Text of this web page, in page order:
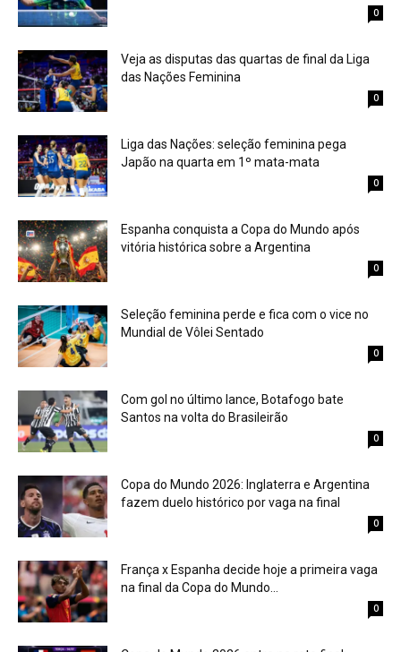
0
Veja as disputas das quartas de final da Liga
das Nações Feminina
0
Liga das Nações: seleção feminina pega
Japão na quarta em 1º mata-mata
0
Espanha conquista a Copa do Mundo após
vitória histórica sobre a Argentina
0
Seleção feminina perde e fica com o vice no
Mundial de Vôlei Sentado
0
Com gol no último lance, Botafogo bate
Santos na volta do Brasileirão
0
Copa do Mundo 2026: Inglaterra e Argentina
fazem duelo histórico por vaga na final
0
França x Espanha decide hoje a primeira vaga
na final da Copa do Mundo...
0